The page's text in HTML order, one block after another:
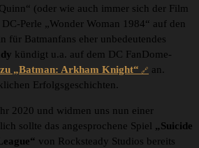
(oder wie auch immer sich der Film
Perle „Wonder Woman 1984“ auf den
für Batmanfans eher unbedeutendes
kündigt u.a. auf dem DC FanDome-
„Batman: Arkham Knight“
an.
Erfolgsgeschichten.
2020 und widmen uns nun einer
sollte das angesprochene Spiel „Suicide
von Rocksteady Studios bereits